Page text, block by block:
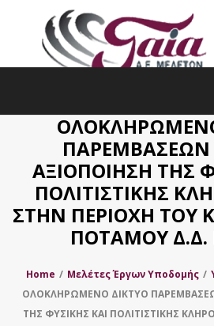
ΠΑΡΕΜΒΑΣΕΩΝ
ΑΞΙΟΠΟΙΗΣΗ ΤΗΣ
ΠΟΛΙΤΙΣΤΙΚΗΣ
ΣΤΗΝ ΠΕΡΙΟΧΗ ΤΟΥ
ΠΟΤΑΜΟΥ Δ.Δ.
Home / Μελέτες Έργων Υποδομής /
ΟΛΟΚΛΗΡΩΜΕΝΟ ΔΙΚΤΥΟ
ΤΗΣ ΦΥΣΙΚΗΣ ΚΑΙ ΠΟΛΙΤΙΣΤΙΚΗΣ